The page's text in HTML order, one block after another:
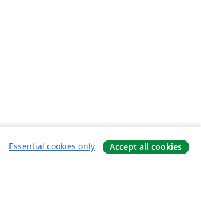
Essential cookies only Accept all cookies